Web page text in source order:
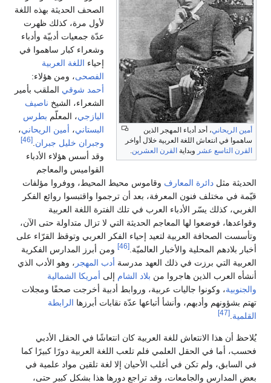
أمين الريحاني، أحد أدباء المهجر الذين
ساهموا في انتعاش اللغة العربية خلال أواخر
القرن التاسع عشر وبداية القرن العشرين
الصحف الحديثة بهذه اللغة
لأول مرة، كذلك ظهرت
عدّة جمعيات أدبيّة وأدباء
وشعراء كبار ساهموا في
إحياء اللغة العربية
الفصحى، ومن هؤلاء:
أحمد شوقي الملقب بأمير
الشعراء، الشيخ ناصيف
اليازجي، المعلّم بطرس
البستاني، أمين الريحاني،
وجبران خليل جبران [46]
وقد أسس هؤلاء الأدباء
القواميس والمعاجم
الحديثة مثل دائرة المعارف وقاموس محيط المحيط، ووفروا مؤلفات
قيّمة في مختلف فنون المعرفة، بعد أن ترجموا واقتبسوا روائع الفكر
الغربي، كذلك يسّر الأدباء العرب في تلك الفترة اللغة العربية
وقواعدها، فوضعوا لها المعاجم الحديثة التي لا تزال متداولة حتى الآن،
وتأسست الصحافة العربية لتعيد إحياء الفكر العربي وتوقظ القرّاء على
أخبار بلادهم المحلية والأخبار العالميّة. [46]
ومن أبرز المدارس الفكرية
العربية التي برزت في ذلك العهد مدرسة أدب المهجر ، وهو الأدب الذي
أنشأه العرب الذين هاجروا من بلاد الشام إلى أمريكا الشمالية
والجنوبية، وكونوا جاليات عربية، وروابط أدبية أخرجت صحفًا ومجلات
تهتم بشؤونهم وأدبهم، وأنشأ أتباعها عدّة نقابات أبرزها الرابطة
القلمية [47]
يُلاحظ أن هذا الانتعاش للغة العربية كان انتعاشًا في الحقل الأدبي
فحسب، أما في الحقل العلمي فلم تلعب اللغة العربية دورًا كبيرًا كما
في السابق، ولم تكن في أغلب الأحيان إلا لغة تلقين مواد علمية في
بعض المدارس والجامعات، وقد تراجع دورها هذا بشكل كبير حتى،